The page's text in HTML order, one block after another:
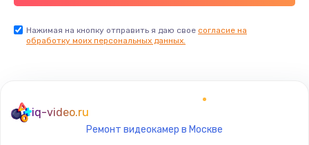
Заказать
Замена термостата
Нажимая на кнопку отправить я даю свое согласие на
обработку моих персональных данных.
iq-video.ru
Ремонт видеокамер в Москве